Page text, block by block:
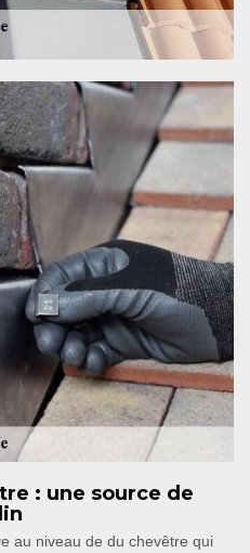
: une source de
au niveau de du chevêtre qui